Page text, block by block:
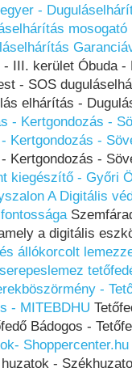
-
III. kerület Óbuda -
- SOS
elhárítás -
- Kertgondozás -
Kertgondozás -
Kertgondozás -
kiegészítő - Győri
A Digitális
a digitális
állókorcolt
-
- MITEBDHU
Bádogos -
Shoppercenter.hu
-